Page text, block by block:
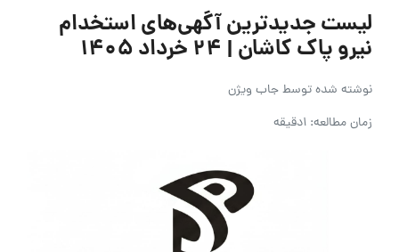
لیست جدیدترین آگهی‌های استخدام
نیرو پاک کاشان | ۲۴ خرداد ۱۴۰۵
نوشته شده توسطجاب ویژن
زمان مطالعه: 1دقیقه